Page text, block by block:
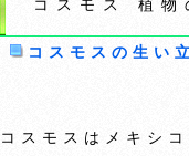
コスモス 植物
コスモスの生い
コスモスはメキシ